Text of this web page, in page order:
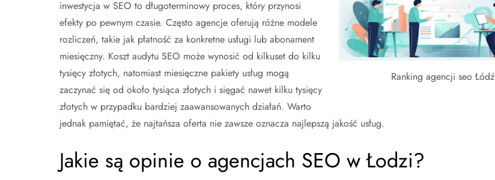
Ranking agencji seo Łódź
inwestycja w SEO to długoterminowy proces, który przynosi
efekty po pewnym czasie. Często agencje oferują różne modele
rozliczeń, takie jak płatność za konkretne usługi lub abonament
miesięczny. Koszt audytu SEO może wynosić od kilkuset do kilku
tysięcy złotych, natomiast miesięczne pakiety usług mogą
zaczynać się od około tysiąca złotych i sięgać nawet kilku tysięcy
złotych w przypadku bardziej zaawansowanych działań. Warto
jednak pamiętać, że najtańsza oferta nie zawsze oznacza najlepszą jakość usług.
Jakie są opinie o agencjach SEO w Łodzi?